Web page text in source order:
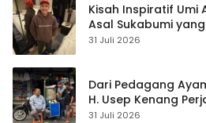
Kisah Inspiratif Umi
Asal Sukabumi
Streaming
31 Juli 2026
Dari Pedagang
H. Usep Kenang
Cisaat
31 Juli 2026